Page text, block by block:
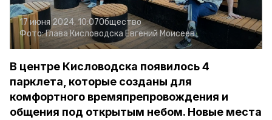
17 июня 2024, 10:07Общество
Фото:Глава Кисловодска Евгений Моисеев
В центре Кисловодска появилось 4
парклета, которые созданы для
комфортного времяпрепровождения и
общения под открытым небом. Новые места